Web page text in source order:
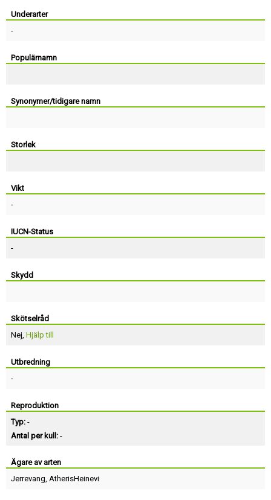
Underarter
-
Populärnamn
Synonymer/tidigare namn
Storlek
Vikt
-
IUCN-Status
-
Skydd
Skötselråd
Nej, Hjälp till
Utbredning
-
Reproduktion
Typ: -
Antal per kull: -
Ägare av arten
Jerrevang, AtherisHeinevi